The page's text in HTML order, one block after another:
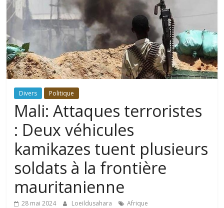
Divers Politique
Mali: Attaques terroristes
: Deux véhicules
kamikazes tuent plusieurs
soldats à la frontière
mauritanienne
28 mai 2024 Loeildusahara Afrique